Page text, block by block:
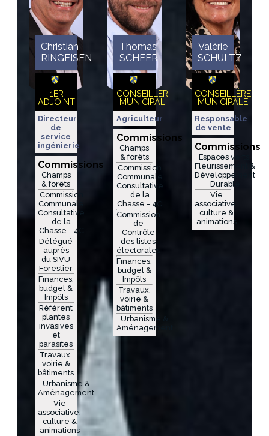
Christian
RINGEISEN
1ER
ADJOINT
Directeur
de
service
ingénierie
Commissions
Champs
& forêts
Commission
Communale
Consultative
de la
Chasse - 4C
Délégué
auprès
du SIVU
Forestier
Finances,
budget &
Impôts
Référent
plantes
invasives
et
parasites
Travaux,
voirie &
bâtiments
Urbanisme &
Aménagement
Vie
associative,
culture &
animations
Thomas
SCHEER
CONSEILLER
MUNICIPAL
Agriculteur
Commissions
Champs
& forêts
Commission
Communale
Consultative
de la
Chasse - 4C
Commission
de
Contrôle
des listes
électorales
Finances,
budget &
Impôts
Travaux,
voirie &
bâtiments
Urbanisme &
Aménagement
Valérie
SCHULTZ
CONSEILLÈRE
MUNICIPALE
Responsable
de vente
Commissions
Espaces verts,
Fleurissement &
Développement
Durable
Vie
associative,
culture &
animations